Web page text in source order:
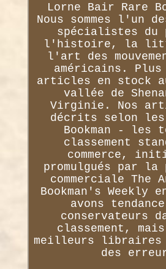
Lorne Bair Rare
Nous sommes l'un
spécialistes du
l'histoire, la
l'art des
américains. Plus
articles en stock
vallée de
Virginie. Nos
décrits selon les
Bookman - les
classement
commerce,
promulgués par
commerciale The
Bookman's Weekly
avons
conservateurs
classement, mais
meilleurs
des